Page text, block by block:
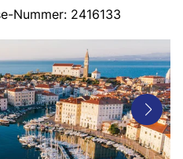
Nummer: 2416133